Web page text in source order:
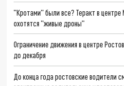
"Кротами" были все? Теракт в центре
охотятся "живые дроны"
Ограничение движения в центре
до декабря
До конца года ростовские водители